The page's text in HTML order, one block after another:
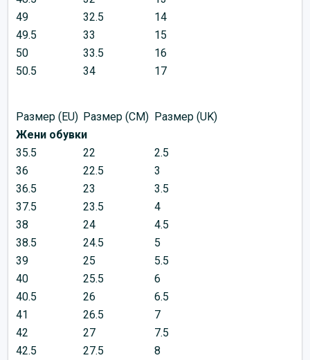
49
32.5
14
49.5
33
15
50
33.5
16
50.5
34 17
Размер (EU) Размер (CM) Размер (UK)
Жени обувки
35.5
22
2.5
36
22.5
3
36.5
23
3.5
37.5
23.5
4
38
24
4.5
38.5
24.5
5
39
25
5.5
40
25.5
6
40.5
26
6.5
41
26.5
7
42
27
7.5
42.5
27.5
8